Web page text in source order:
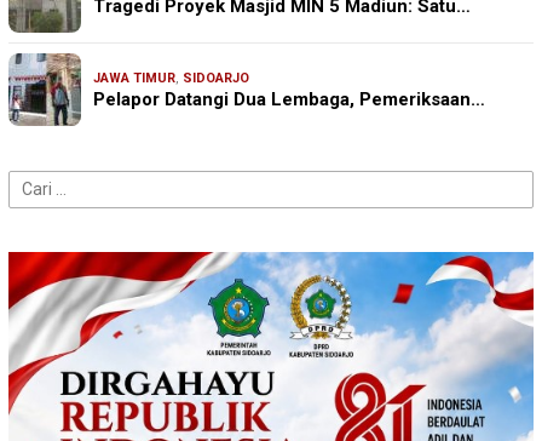
Tragedi Proyek Masjid MIN 5 Madiun: Satu…
JAWA TIMUR, SIDOARJO
Pelapor Datangi Dua Lembaga, Pemeriksaan…
Cari
untuk: